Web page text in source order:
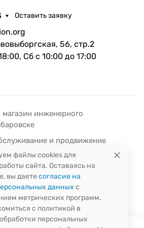
возможность достигнуть
стороны и избежать
окружающей среды с
и происходит с
режима работы в
режиме до 32 часов.
Оставить заявку
56, стр.2
Сб с 10:00 до 17:00
инженерного
и продвижение
файлы cookies для
сайта. Оставаясь на
вы даете согласие на
данных с
метрических программ.
с политикой в
персональных